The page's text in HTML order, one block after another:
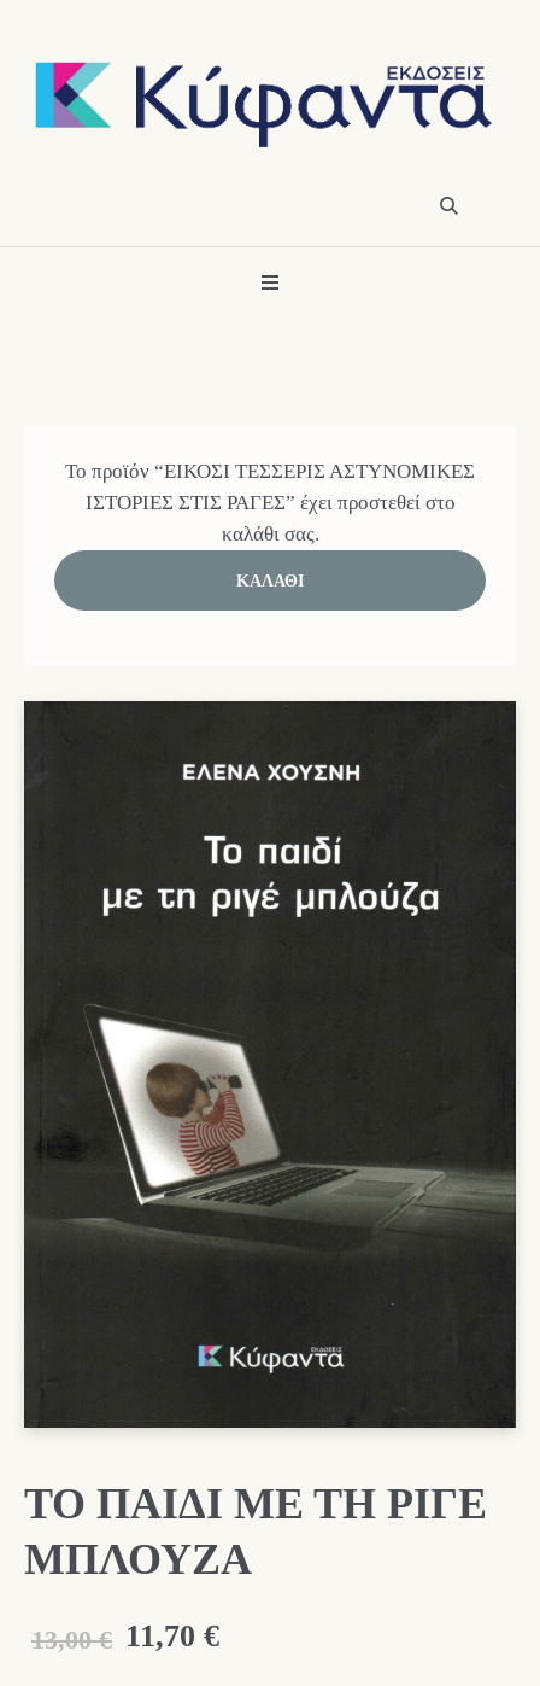
Το προϊόν “ΕΙΚΟΣΙ ΤΕΣΣΕΡΙΣ ΑΣΤΥΝΟΜΙΚΕΣ
ΙΣΤΟΡΙΕΣ ΣΤΙΣ ΡΑΓΕΣ” έχει προστεθεί στο
καλάθι σας.
ΚΑΛΆΘΙ
ΤΟ ΠΑΙΔΙ ΜΕ ΤΗ ΡΙΓΕ
ΜΠΛΟΥΖΑ
13,00 € Original
11,70 €Η